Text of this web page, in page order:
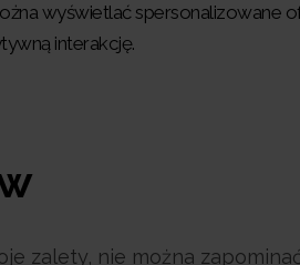
wyświetlać spersonalizowane
interakcję.
zalety, nie można